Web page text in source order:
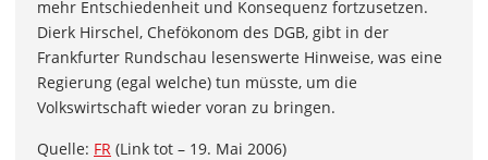
mehr Entschiedenheit und Konsequenz fortzusetzen.
Dierk Hirschel, Chefökonom des DGB, gibt in der
Frankfurter Rundschau lesenswerte Hinweise, was eine
Regierung (egal welche) tun müsste, um die
Volkswirtschaft wieder voran zu bringen.
Quelle: FR (Link tot – 19. Mai 2006)